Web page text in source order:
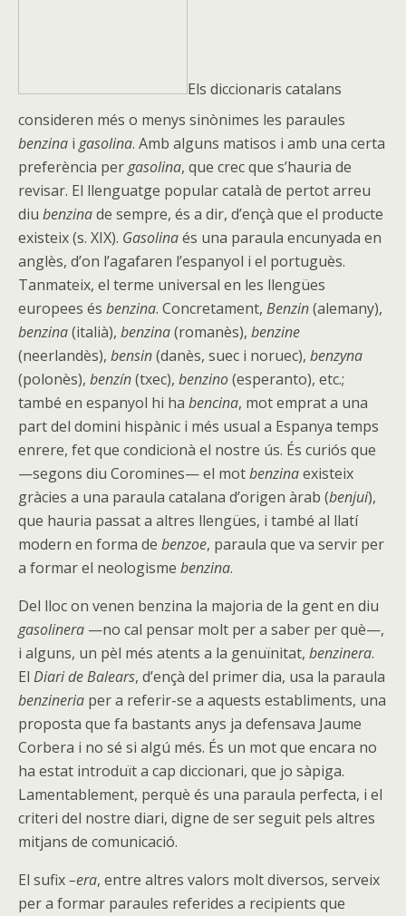
Els diccionaris catalans
consideren més o menys sinònimes les paraules
benzina i gasolina. Amb alguns matisos i amb una certa
preferència pergasolina, que crec que s’hauria de
revisar. El llenguatge popular català de pertot arreu
diu benzinade sempre, és a dir, d’ençà que el producte
existeix (s. XIX). Gasolinaés una paraula encunyada en
anglès, d’on l’agafaren l’espanyol i el portuguès.
Tanmateix, el terme universal en les llengües
europees és benzina. Concretament, Benzin(alemany),
benzina(italià), benzina(romanès), benzine
(neerlandès), bensin(danès, suec i noruec), benzyna
(polonès), benzín(txec), benzino(esperanto), etc.;
també en espanyol hi ha bencina, mot emprat a una
part del domini hispànic i més usual a Espanya temps
enrere, fet que condicionà el nostre ús. És curiós que
—segons diu Coromines— el motbenzinaexisteix
gràcies a una paraula catalana d’origen àrab (benjui),
que hauria passat a altres llengües, i també al llatí
modern en forma de benzoe, paraula que va servir per
a formar el neologisme benzina.
Del lloc on venen benzina la majoria de la gent en diu
gasolinera —no cal pensar molt per a saber per què—,
i alguns, un pèl més atents a la genuïnitat, benzinera.
El Diari de Balears, d’ençà del primer dia, usa la paraula
benzineria per a referir-se a aquests establiments, una
proposta que fa bastants anys ja defensava Jaume
Corbera i no sé si algú més. És un mot que encara no
ha estat introduït a cap diccionari, que jo sàpiga.
Lamentablement, perquè és una paraula perfecta, i el
criteri del nostre diari, digne de ser seguit pels altres
mitjans de comunicació.
El sufix–era, entre altres valors molt diversos, serveix
per a formar paraules referides a recipients que